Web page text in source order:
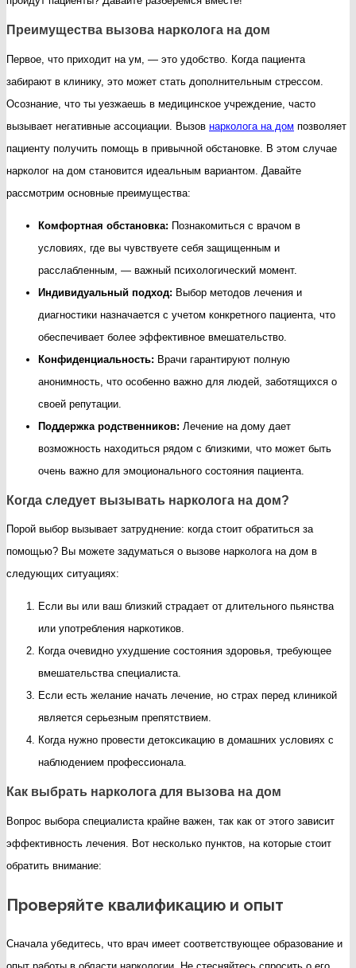
Преимущества вызова нарколога на дом
Первое, что приходит на ум, — это удобство. Когда пациента
забирают в клинику, это может стать дополнительным стрессом.
Осознание, что ты уезжаешь в медицинское учреждение, часто
вызывает негативные ассоциации. Вызов нарколога на дом позволяет
пациенту получить помощь в привычной обстановке. В этом случае
нарколог на дом становится идеальным вариантом. Давайте
рассмотрим основные преимущества:
Комфортная обстановка: Познакомиться с врачом в
условиях, где вы чувствуете себя защищенным и
расслабленным, — важный психологический момент.
Индивидуальный подход: Выбор методов лечения и
диагностики назначается с учетом конкретного пациента, что
обеспечивает более эффективное вмешательство.
Конфиденциальность: Врачи гарантируют полную
анонимность, что особенно важно для людей, заботящихся о
своей репутации.
Поддержка родственников: Лечение на дому дает
возможность находиться рядом с близкими, что может быть
очень важно для эмоционального состояния пациента.
Когда следует вызывать нарколога на дом?
Порой выбор вызывает затруднение: когда стоит обратиться за
помощью? Вы можете задуматься о вызове нарколога на дом в
следующих ситуациях:
Если вы или ваш близкий страдает от длительного пьянства
или употребления наркотиков.
Когда очевидно ухудшение состояния здоровья, требующее
вмешательства специалиста.
Если есть желание начать лечение, но страх перед клиникой
является серьезным препятствием.
Когда нужно провести детоксикацию в домашних условиях с
наблюдением профессионала.
Как выбрать нарколога для вызова на дом
Вопрос выбора специалиста крайне важен, так как от этого зависит
эффективность лечения. Вот несколько пунктов, на которые стоит
обратить внимание:
Проверяйте квалификацию и опыт
Сначала убедитесь, что врач имеет соответствующее образование и